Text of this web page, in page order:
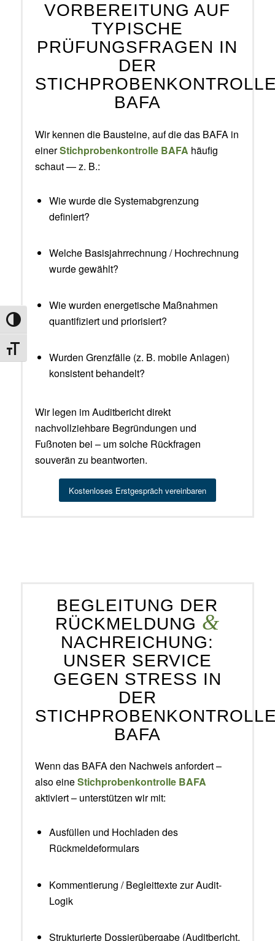
Umschalten auf hohe Kontraste
Schrift vergrößern
VORBEREITUNG AUF
TYPISCHE
PRÜFUNGSFRAGEN IN
DER
BAFA
Wir kennen die Bausteine, auf die das BAFA in
einerStichprobenkontrolle BAFA häufig
schaut — z. B.:
Wie wurde die Systemabgrenzung
definiert?
Welche Basisjahrrechnung / Hochrechnung
wurde gewählt?
Wie wurden energetische Maßnahmen
quantifiziert und priorisiert?
Wurden Grenzfälle (z. B. mobile Anlagen)
konsistent behandelt?
Wir legen im Auditbericht direkt
nachvollziehbare Begründungen und
Fußnoten bei – um solche Rückfragen
souverän zu beantworten.
Kostenloses Erstgespräch vereinbaren
BEGLEITUNG DER
RÜCKMELDUNG &
NACHREICHUNG:
UNSER SERVICE
GEGEN STRESS IN
DER
BAFA
Wenn das BAFA den Nachweis anfordert –
also eineStichprobenkontrolle BAFA
aktiviert – unterstützen wir mit:
Ausfüllen und Hochladen des
Rückmeldeformulars
Kommentierung / Begleittexte zur Audit-
Logik
Strukturierte Dossierübergabe (Auditbericht,